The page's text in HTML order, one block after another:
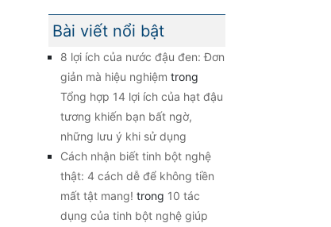
Bài viết nổi bật
8 lợi ích của nước đậu đen: Đơn
giản mà hiệu nghiệm trong
Tổng hợp 14 lợi ích của hạt đậu
tương khiến bạn bất ngờ,
những lưu ý khi sử dụng
Cách nhận biết tinh bột nghệ
thật: 4 cách dễ để không tiền
mất tật mang! trong 10 tác
dụng của tinh bột nghệ giúp